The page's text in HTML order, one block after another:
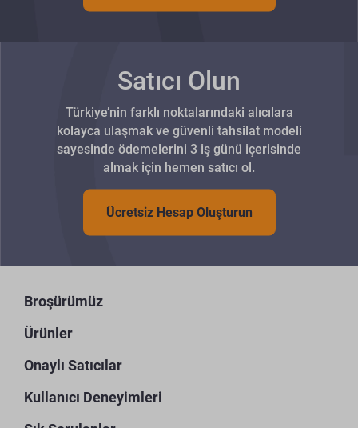
Satıcı Olun
Türkiye’nin farklı noktalarındaki alıcılara
kolayca ulaşmak ve güvenli tahsilat modeli
sayesinde ödemelerini 3 iş günü içerisinde
almak için hemen satıcı ol.
Ücretsiz Hesap Oluşturun
Broşürümüz
Ürünler
Onaylı Satıcılar
Kullanıcı Deneyimleri